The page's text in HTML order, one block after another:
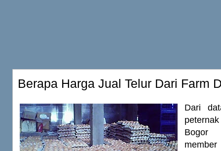
Berapa Harga Jual Telur Dari Farm
Dari